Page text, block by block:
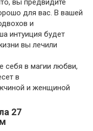
вы предвидите
для вас. В вашей
и
интуиция будет
вы лечили
себя в магии любви,
в
и женщиной
27